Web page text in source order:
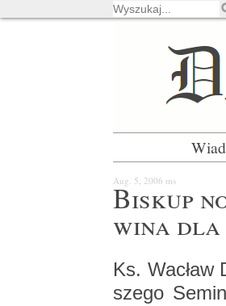
Aug. 5, 2006 ms
Bi­skup
wi­na dla
Ks.
sze­go